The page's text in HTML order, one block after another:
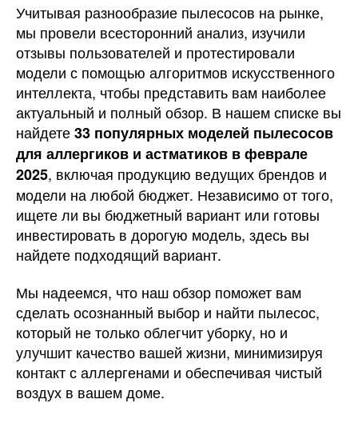
Учитывая разнообразие пылесосов на рынке,
мы провели всесторонний анализ, изучили
отзывы пользователей и протестировали
модели с помощью алгоритмов искусственного
интеллекта, чтобы представить вам наиболее
актуальный и полный обзор. В нашем списке вы
найдете33 популярных моделей пылесосов
для аллергиков и астматиков в феврале
2025, включая продукцию ведущих брендов и
модели на любой бюджет. Независимо от того,
ищете ли вы бюджетный вариант или готовы
инвестировать в дорогую модель, здесь вы
найдете подходящий вариант.
Мы надеемся, что наш обзор поможет вам
сделать осознанный выбор и найти пылесос,
который не только облегчит уборку, но и
улучшит качество вашей жизни, минимизируя
контакт с аллергенами и обеспечивая чистый
воздух в вашем доме.